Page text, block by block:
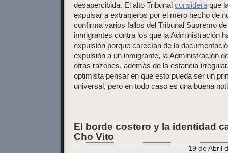
desapercibida. El alto Tribunal considera que
expulsar a extranjeros por el mero hecho de
confirma varios fallos del Tribunal Supremo
inmigrantes contra los que la Administración
expulsión porque carecían de la
expulsión a un inmigrante, la Administración
otras razones, además de la estancia
optimista pensar en que esto pueda ser un
universal, pero en todo caso es una buena
El borde costero y la identidad
Cho Vito
19 de Abril